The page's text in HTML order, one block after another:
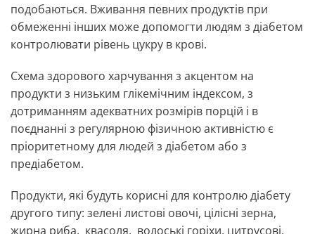
подобаються. Вживання певних продуктів при
обмеженні інших може допомогти людям з діабетом
контролювати рівень цукру в крові.
Схема здорового харчування з акцентом на
продукти з низьким глікемічним індексом, з
дотриманням адекватних розмірів порцій і в
поєднанні з регулярною фізичною активністю є
пріоритетному для людей з діабетом або з
предіабетом.
Продукти, які будуть корисні для контролю діабету
другого типу: зелені листові овочі, цілісні зерна,
жирна риба, квасоля, волоські горіхи, цитрусові,